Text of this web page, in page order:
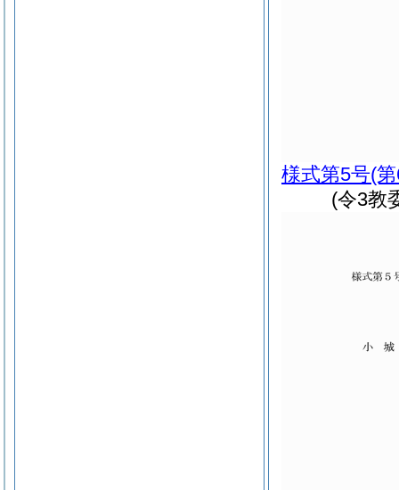
様式第5号(
(令3教